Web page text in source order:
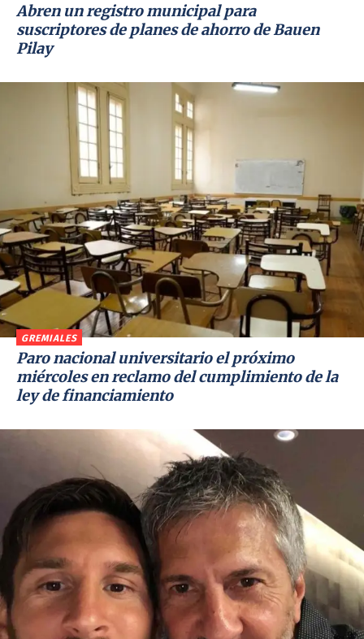
Abren un registro municipal para
suscriptores de planes de ahorro de Bauen
Pilay
GREMIALES
Paro nacional universitario el próximo
miércoles en reclamo del cumplimiento de la
ley de financiamiento